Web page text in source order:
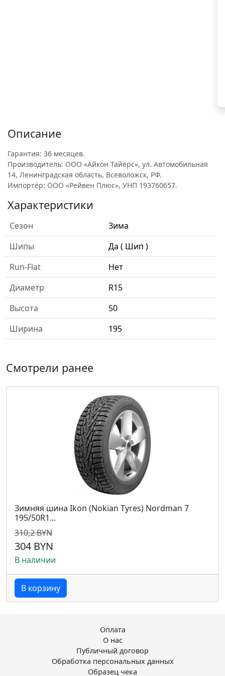
Описание
Гарантия: 36 месяцев.
Производитель: ООО «Айкон Тайерс», ул. Автомобильная
14, Ленинградская область, Всеволожск, РФ.
Импортёр: ООО «Рейвен Плюс», УНП 193760657.
Характеристики
Сезон
Зима
Шипы
Да ( Шип )
Run-Flat
Нет
Диаметр
R15
Высота
50
Ширина
195
Смотрели ранее
Зимняя шина Ikon (Nokian Tyres) Nordman 7
195/50R1...
310,2 BYN
304 BYN
В наличии
В корзину
Оплата
О нас
Публичный договор
Обработка персональных данных
Образец чека